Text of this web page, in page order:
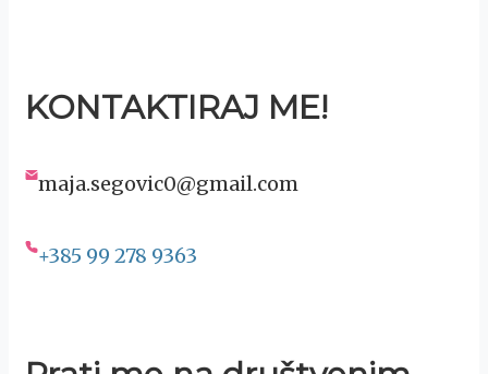
KONTAKTIRAJ ME!
maja.segovic0@gmail.com
+385 99 278 9363